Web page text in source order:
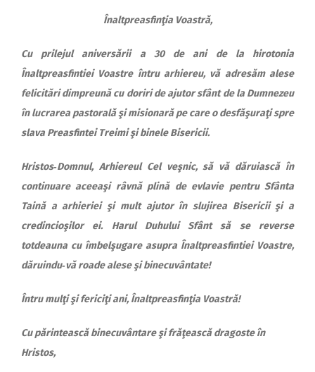
Înaltpreasfinţia Voastră,
Cu prilejul aniversării a 30 de ani de la hirotonia
Înaltpreasfintiei Voastre întru arhiereu, vă adresăm alese
felicitări dimpreună cu doriri de ajutor sfânt de la Dumnezeu
în lucrarea pastorală şi misionară pe care o desfăşuraţi spre
slava Preasfintei Treimi şi binele Bisericii.
Hristos‑Domnul, Arhiereul Cel veşnic, să vă dăruiască în
continuare aceeaşi râvnă plină de evlavie pentru Sfânta
Taină a arhieriei şi mult ajutor în slujirea Bisericii şi a
credincioşilor ei. Harul Duhului Sfânt să se reverse
totdeauna cu îmbelşugare asupra Înaltpreasfintiei Voastre,
dăruindu‑vă roade alese şi binecuvântate!
Întru mulţi şi fericiţi ani, Înaltpreasfinţia Voastră!
Cu părintească binecuvântare şi frăţească dragoste în
Hristos,